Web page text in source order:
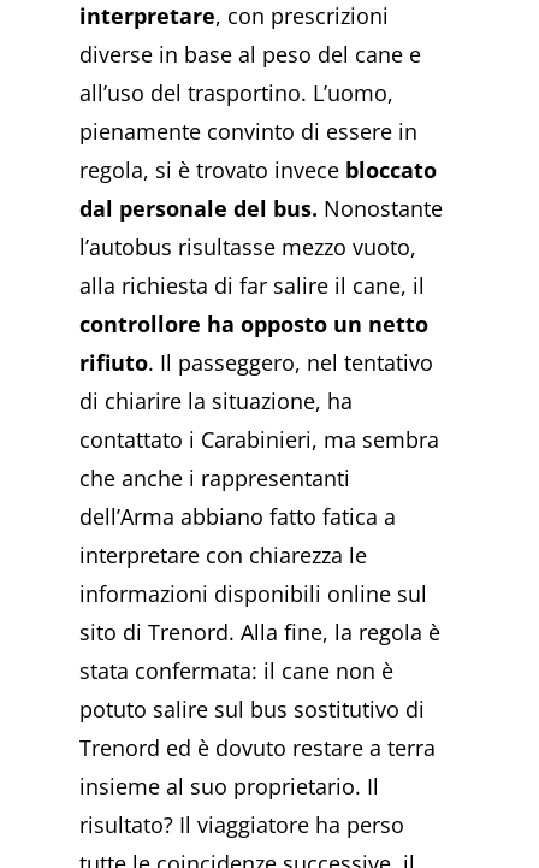
interpretare, con prescrizioni
diverse in base al peso del cane e
all’uso del trasportino. L’uomo,
pienamente convinto di essere in
regola, si è trovato invece bloccato
dal personale del bus. Nonostante
l’autobus risultasse mezzo vuoto,
alla richiesta di far salire il cane, il
controllore ha opposto un netto
rifiuto. Il passeggero, nel tentativo
di chiarire la situazione, ha
contattato i Carabinieri, ma sembra
che anche i rappresentanti
dell’Arma abbiano fatto fatica a
interpretare con chiarezza le
informazioni disponibili online sul
sito di Trenord. Alla fine, la regola è
stata confermata: il cane non è
potuto salire sul bus sostitutivo di
Trenord ed è dovuto restare a terra
insieme al suo proprietario. Il
risultato? Il viaggiatore ha perso